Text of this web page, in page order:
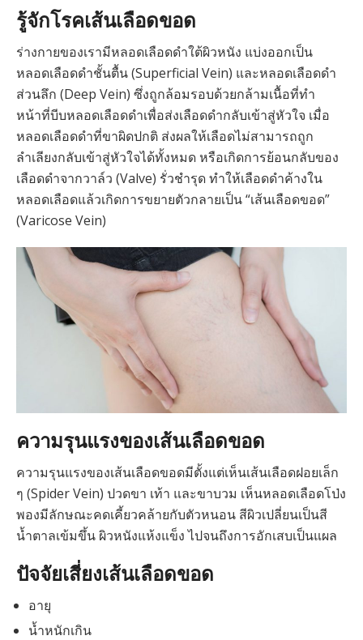
รู้จักโรคเส้นเลือดขอด
ร่างกายของเรามีหลอดเลือดดำใต้ผิวหนัง แบ่งออกเป็น
หลอดเลือดดำชั้นตื้น (Superficial Vein) และหลอดเลือดดำ
ส่วนลึก (Deep Vein) ซึ่งถูกล้อมรอบด้วยกล้ามเนื้อที่ทำ
หน้าที่บีบหลอดเลือดดำเพื่อส่งเลือดดำกลับเข้าสู่หัวใจ เมื่อ
หลอดเลือดดำที่ขาผิดปกติ ส่งผลให้เลือดไม่สามารถถูก
ลำเลียงกลับเข้าสู่หัวใจได้ทั้งหมด หรือเกิดการย้อนกลับของ
เลือดดำจากวาล์ว (Valve) รั่วชำรุด ทำให้เลือดดำค้างใน
หลอดเลือดแล้วเกิดการขยายตัวกลายเป็น “เส้นเลือดขอด”
(Varicose Vein)
ความรุนแรงของเส้นเลือดขอด
ความรุนแรงของเส้นเลือดขอดมีตั้งแต่เห็นเส้นเลือดฝอยเล็ก
ๆ (Spider Vein) ปวดขา เท้า และขาบวม เห็นหลอดเลือดโป่ง
พองมีลักษณะคดเคี้ยวคล้ายกับตัวหนอน สีผิวเปลี่ยนเป็นสี
น้ำตาลเข้มขึ้น ผิวหนังแห้งแข็ง ไปจนถึงการอักเสบเป็นแผล
ปัจจัยเสี่ยงเส้นเลือดขอด
อายุ
น้ำหนักเกิน